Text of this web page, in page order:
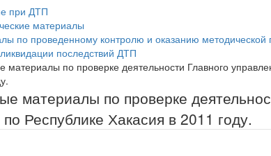
при ДТП
материалы
по проведенному контролю и оказанию
последствий ДТП
материалы по проверке деятельности Главного
материалы по проверке
Республике Хакасия в 2011 году.